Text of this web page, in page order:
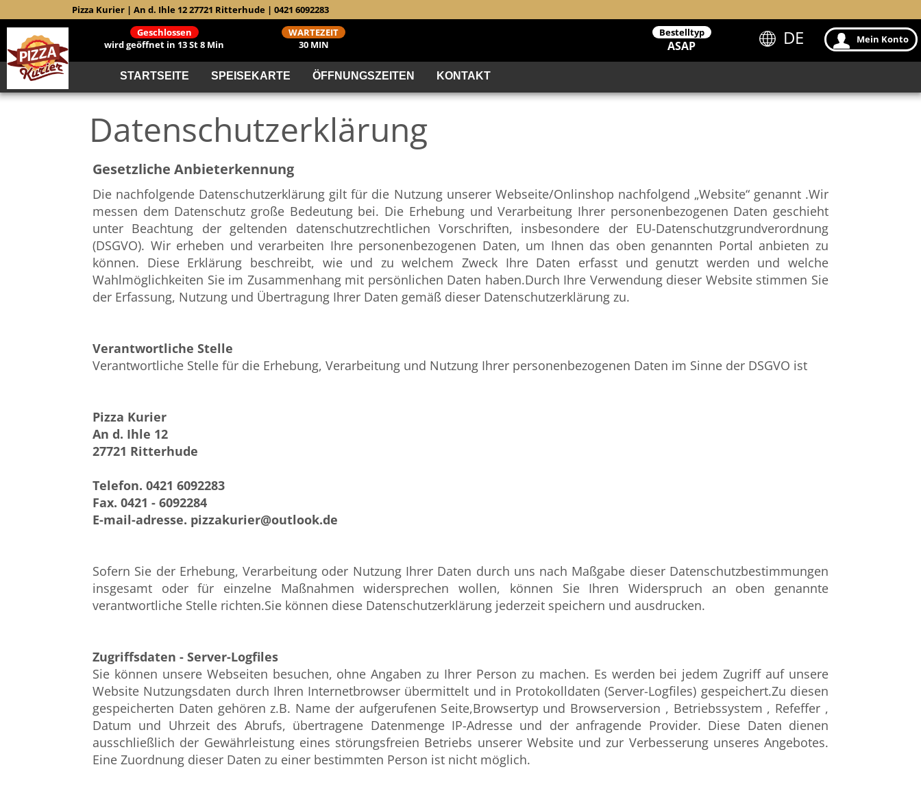
Pizza Kurier | An d. Ihle 12 27721 Ritterhude | 0421 6092283
Mein Konto
DE
Bestelltyp
ASAP
Geschlossen
wird geöffnet in 13 St 8 Min
WARTEZEIT
30 MIN
STARTSEITE SPEISEKARTE ÖFFNUNGSZEITEN KONTAKT
Datenschutzerklärung
Gesetzliche Anbieterkennung
Die nachfolgende Datenschutzerklärung gilt für die Nutzung unserer Webseite/Onlinshop nachfolgend „Website“ genannt .Wir
messen dem Datenschutz große Bedeutung bei. Die Erhebung und Verarbeitung Ihrer personenbezogenen Daten geschieht
unter Beachtung der geltenden datenschutzrechtlichen Vorschriften, insbesondere der EU-Datenschutzgrundverordnung
(DSGVO). Wir erheben und verarbeiten Ihre personenbezogenen Daten, um Ihnen das oben genannten Portal anbieten zu
können. Diese Erklärung beschreibt, wie und zu welchem Zweck Ihre Daten erfasst und genutzt werden und welche
Wahlmöglichkeiten Sie im Zusammenhang mit persönlichen Daten haben.Durch Ihre Verwendung dieser Website stimmen Sie
der Erfassung, Nutzung und Übertragung Ihrer Daten gemäß dieser Datenschutzerklärung zu.
Verantwortliche Stelle
Verantwortliche Stelle für die Erhebung, Verarbeitung und Nutzung Ihrer personenbezogenen Daten im Sinne der DSGVO ist
Pizza Kurier
An d. Ihle 12
27721 Ritterhude
Telefon. 0421 6092283
Fax. 0421 - 6092284
E-mail-adresse. pizzakurier@outlook.de
Sofern Sie der Erhebung, Verarbeitung oder Nutzung Ihrer Daten durch uns nach Maßgabe dieser Datenschutzbestimmungen
insgesamt oder für einzelne Maßnahmen widersprechen wollen, können Sie Ihren Widerspruch an oben genannte
verantwortliche Stelle richten.Sie können diese Datenschutzerklärung jederzeit speichern und ausdrucken.
Zugriffsdaten - Server-Logfiles
Sie können unsere Webseiten besuchen, ohne Angaben zu Ihrer Person zu machen. Es werden bei jedem Zugriff auf unsere
Website Nutzungsdaten durch Ihren Internetbrowser übermittelt und in Protokolldaten (Server-Logfiles) gespeichert.Zu diesen
gespeicherten Daten gehören z.B. Name der aufgerufenen Seite,Browsertyp und Browserversion , Betriebssystem , Refeffer ,
Datum und Uhrzeit des Abrufs, übertragene Datenmenge IP-Adresse und der anfragende Provider. Diese Daten dienen
ausschließlich der Gewährleistung eines störungsfreien Betriebs unserer Website und zur Verbesserung unseres Angebotes.
Eine Zuordnung dieser Daten zu einer bestimmten Person ist nicht möglich.